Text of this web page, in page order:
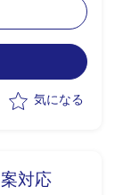
の業務を実
理(Backlog
画の立案
ど)
気になる
対応